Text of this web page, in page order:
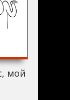
мой учитель